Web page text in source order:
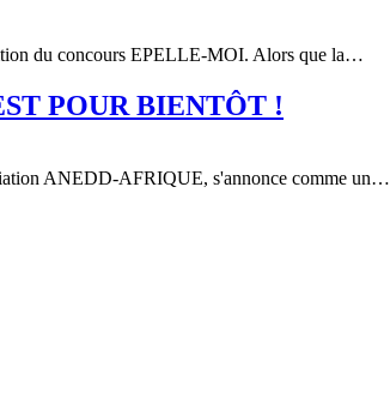
du concours EPELLE-MOI. Alors que la…
POUR BIENTÔT !
ANEDD-AFRIQUE, s'annonce comme un…